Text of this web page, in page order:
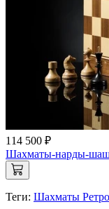
114 500 ₽
Шахматы-нарды-
Теги: Шахматы